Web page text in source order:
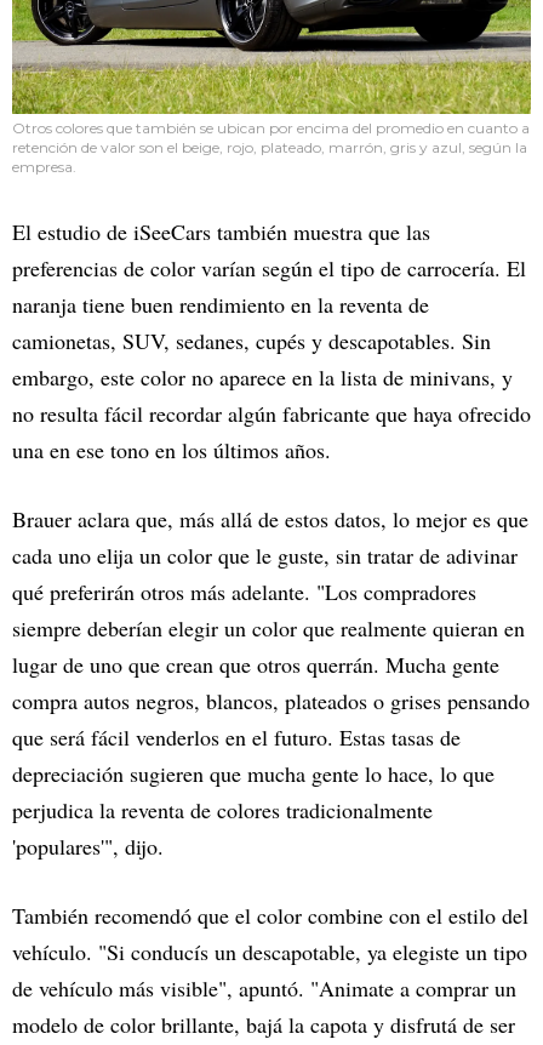
Otros colores que también se ubican por encima del promedio en cuanto a
retención de valor son el beige, rojo, plateado, marrón, gris y azul, según la
empresa.
El estudio de iSeeCars también muestra que las
preferencias de color varían según el tipo de carrocería. El
naranja tiene buen rendimiento en la reventa de
camionetas, SUV, sedanes, cupés y descapotables. Sin
embargo, este color no aparece en la lista de minivans, y
no resulta fácil recordar algún fabricante que haya ofrecido
una en ese tono en los últimos años.
Brauer aclara que, más allá de estos datos, lo mejor es que
cada uno elija un color que le guste, sin tratar de adivinar
qué preferirán otros más adelante. "Los compradores
siempre deberían elegir un color que realmente quieran en
lugar de uno que crean que otros querrán. Mucha gente
compra autos negros, blancos, plateados o grises pensando
que será fácil venderlos en el futuro. Estas tasas de
depreciación sugieren que mucha gente lo hace, lo que
perjudica la reventa de colores tradicionalmente
'populares'", dijo.
También recomendó que el color combine con el estilo del
vehículo. "Si conducís un descapotable, ya elegiste un tipo
de vehículo más visible", apuntó. "Animate a comprar un
modelo de color brillante, bajá la capota y disfrutá de ser